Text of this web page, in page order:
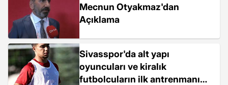
Mecnun Otyakmaz'dan
Açıklama
Sivasspor'da alt yapı
oyuncuları ve kiralık
futbolcuların ilk antrenmanı